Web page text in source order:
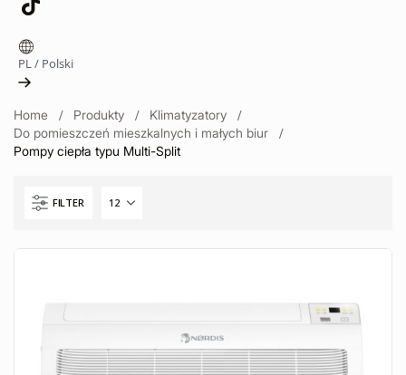
PL/ Polski
Home Produkty
Klimatyzatory
Do pomieszczeń mieszkalnych i małych biur
Pompy ciepła typu Multi-Split
FILTER